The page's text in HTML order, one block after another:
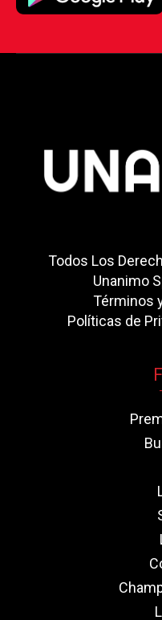
Todos Los
Unanimo
Términos
Políticas de